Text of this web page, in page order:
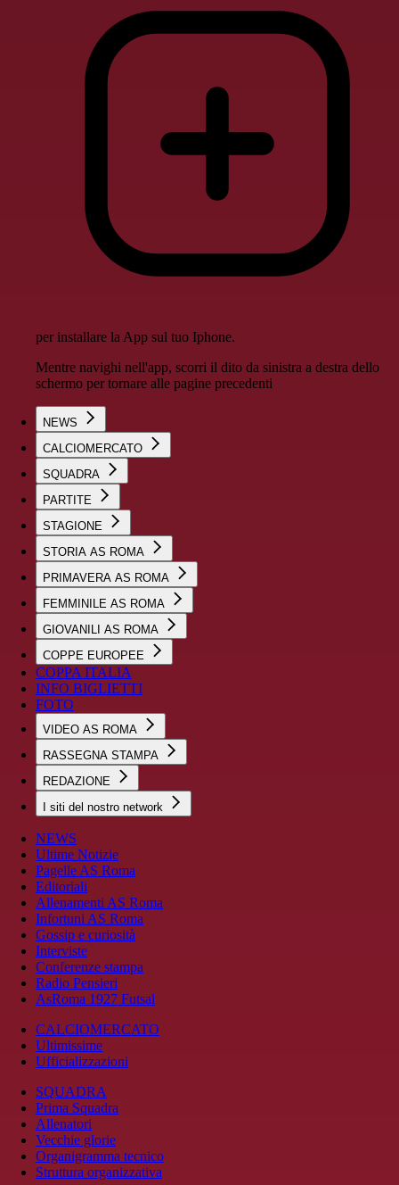
per installare la App sul tuo Iphone.
Mentre navighi nell'app, scorri il dito da sinistra a destra dello
schermo per tornare alle pagine precedenti
NEWS
CALCIOMERCATO
SQUADRA
PARTITE
STAGIONE
STORIA AS ROMA
PRIMAVERA AS ROMA
FEMMINILE AS ROMA
GIOVANILI AS ROMA
COPPE EUROPEE
COPPA ITALIA
INFO BIGLIETTI
FOTO
VIDEO AS ROMA
RASSEGNA STAMPA
REDAZIONE
I siti del nostro network
NEWS
Ultime Notizie
Pagelle AS Roma
Editoriali
Allenamenti AS Roma
Infortuni AS Roma
Gossip e curiosità
Interviste
Conferenze stampa
Radio Pensieri
AsRoma 1927 Futsal
CALCIOMERCATO
Ultimissime
Ufficializzazioni
SQUADRA
Prima Squadra
Allenatori
Vecchie glorie
Organigramma tecnico
Struttura organizzativa